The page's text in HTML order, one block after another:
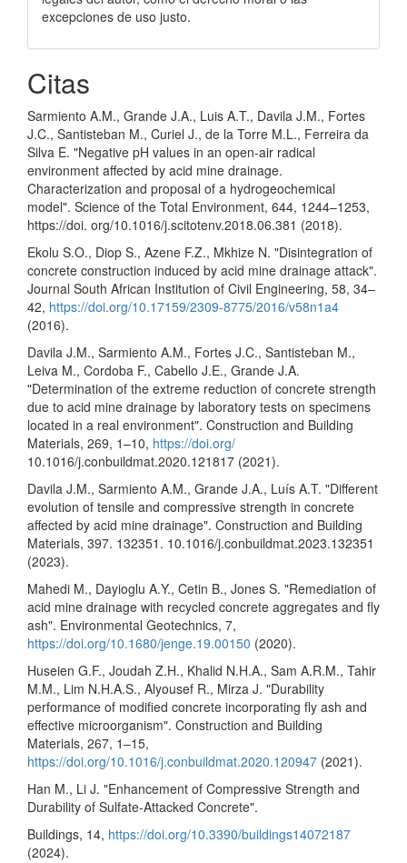
excepciones de uso justo.
Citas
Sarmiento A.M., Grande J.A., Luis A.T., Davila J.M., Fortes
J.C., Santisteban M., Curiel J., de la Torre M.L., Ferreira da
Silva E. "Negative pH values in an open-air radical
environment affected by acid mine drainage.
Characterization and proposal of a hydrogeochemical
model". Science of the Total Environment, 644, 1244–1253,
https://doi. org/10.1016/j.scitotenv.2018.06.381 (2018).
Ekolu S.O., Diop S., Azene F.Z., Mkhize N. "Disintegration of
concrete construction induced by acid mine drainage attack".
Journal South African Institution of Civil Engineering, 58, 34–
42, https://doi.org/10.17159/2309-8775/2016/v58n1a4
(2016).
Davila J.M., Sarmiento A.M., Fortes J.C., Santisteban M.,
Leiva M., Cordoba F., Cabello J.E., Grande J.A.
"Determination of the extreme reduction of concrete strength
due to acid mine drainage by laboratory tests on specimens
located in a real environment". Construction and Building
Materials, 269, 1–10, https://doi.org/
10.1016/j.conbuildmat.2020.121817 (2021).
Davila J.M., Sarmiento A.M., Grande J.A., Luís A.T. "Different
evolution of tensile and compressive strength in concrete
affected by acid mine drainage". Construction and Building
Materials, 397. 132351. 10.1016/j.conbuildmat.2023.132351
(2023).
Mahedi M., Dayioglu A.Y., Cetin B., Jones S. "Remediation of
acid mine drainage with recycled concrete aggregates and fly
ash". Environmental Geotechnics, 7,
https://doi.org/10.1680/jenge.19.00150 (2020).
Huseien G.F., Joudah Z.H., Khalid N.H.A., Sam A.R.M., Tahir
M.M., Lim N.H.A.S., Alyousef R., Mirza J. "Durability
performance of modified concrete incorporating fly ash and
effective microorganism". Construction and Building
Materials, 267, 1–15,
https://doi.org/10.1016/j.conbuildmat.2020.120947 (2021).
Han M., Li J. "Enhancement of Compressive Strength and
Durability of Sulfate-Attacked Concrete".
Buildings, 14, https://doi.org/10.3390/buildings14072187
(2024).